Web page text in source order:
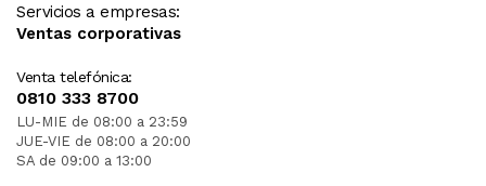
Servicios a empresas:
Ventas corporativas
Venta telefónica:
0810 333 8700
LU-MIE de 08:00 a 23:59
JUE-VIE de 08:00 a 20:00
SA de 09:00 a 13:00